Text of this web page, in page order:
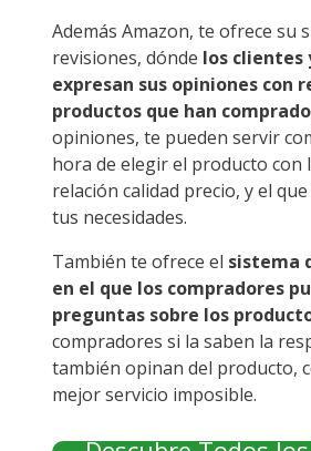
Además Amazon, te ofrece su
revisiones, dónde los clientes
expresan sus opiniones con
productos que han comprado
opiniones, te pueden servir
hora de elegir el producto con
relación calidad precio, y el
tus necesidades.
También te ofrece el sistema
en el que los compradores
preguntas sobre los
compradores si la saben la
también opinan del producto,
mejor servicio imposible.